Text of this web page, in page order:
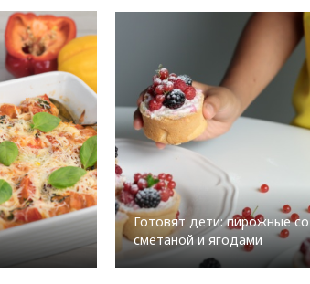
Готовят дети: пирожные со
сметаной и ягодами